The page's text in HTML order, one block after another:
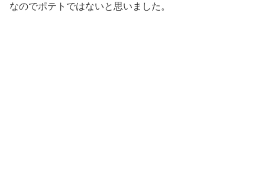
なのでポテトではないと思いました。